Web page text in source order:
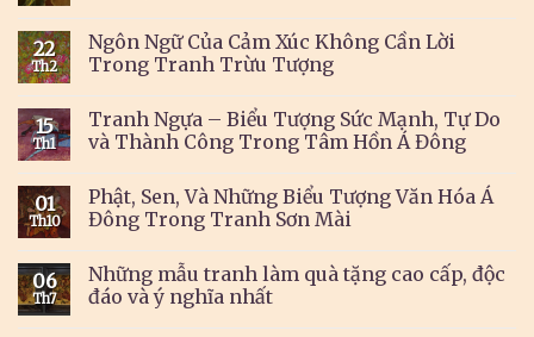
22
Th2
Ngôn Ngữ Của Cảm Xúc Không Cần Lời
Trong Tranh Trừu Tượng
15
Th1
Tranh Ngựa – Biểu Tượng Sức Mạnh, Tự Do
và Thành Công Trong Tâm Hồn Á Đông
01
Th10
Phật, Sen, Và Những Biểu Tượng Văn Hóa Á
Đông Trong Tranh Sơn Mài
06
Th7
Những mẫu tranh làm quà tặng cao cấp, độc
đáo và ý nghĩa nhất